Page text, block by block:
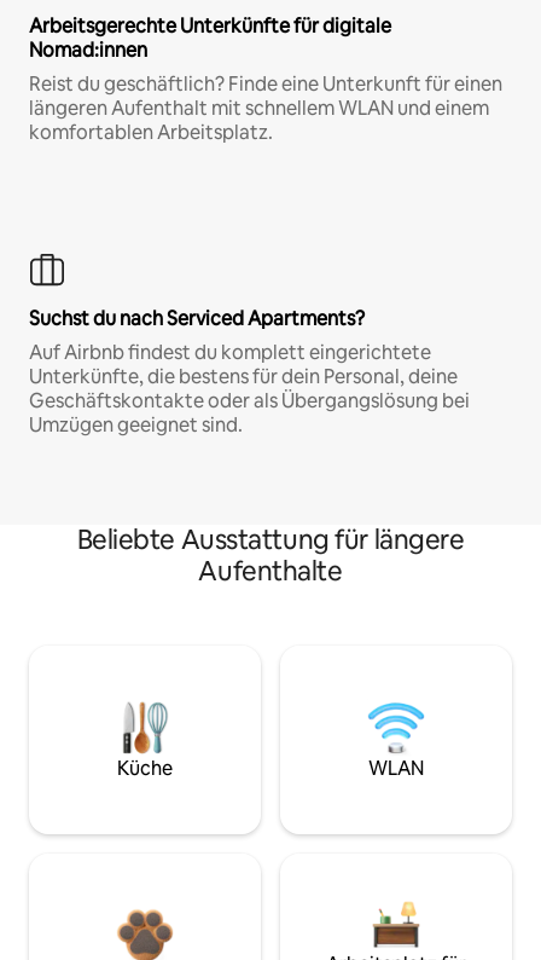
Arbeitsgerechte Unterkünfte für digitale
Nomad:innen
Reist du geschäftlich? Finde eine Unterkunft für einen
längeren Aufenthalt mit schnellem WLAN und einem
komfortablen Arbeitsplatz.
Suchst du nach Serviced Apartments?
Auf Airbnb findest du komplett eingerichtete
Unterkünfte, die bestens für dein Personal, deine
Geschäftskontakte oder als Übergangslösung bei
Umzügen geeignet sind.
Beliebte Ausstattung für längere
Aufenthalte
Küche WLAN